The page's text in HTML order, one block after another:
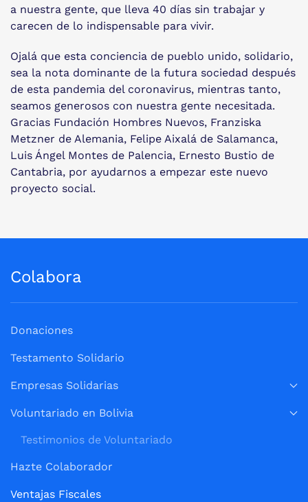
a nuestra gente, que lleva 40 días sin trabajar y
carecen de lo indispensable para vivir.
Ojalá que esta conciencia de pueblo unido, solidario,
sea la nota dominante de la futura sociedad después
de esta pandemia del coronavirus, mientras tanto,
seamos generosos con nuestra gente necesitada.
Gracias Fundación Hombres Nuevos, Franziska
Metzner de Alemania, Felipe Aixalá de Salamanca,
Luis Ángel Montes de Palencia, Ernesto Bustio de
Cantabria, por ayudarnos a empezar este nuevo
proyecto social.
Colabora
Donaciones
Testamento Solidario
Empresas Solidarias
Voluntariado en Bolivia
Testimonios de Voluntariado
Hazte Colaborador
Ventajas Fiscales